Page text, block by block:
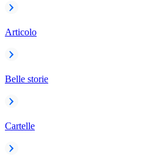
Articolo
Belle storie
Cartelle